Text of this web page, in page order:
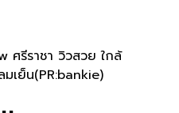
Ladda View
ศรีราชา วิวสวย ใกล้
เย็น(PR:bankie)